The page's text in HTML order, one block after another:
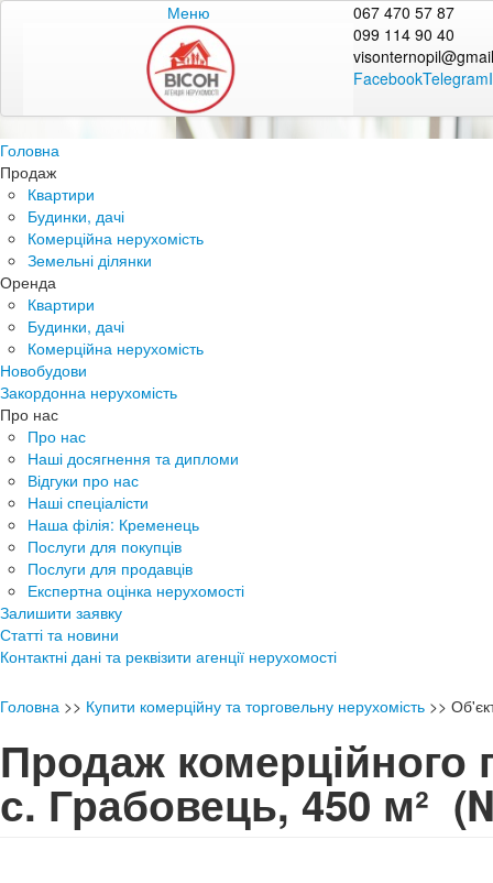
Меню
067 470 57 87
099 114 90 40
FacebookTelegram
Головна
Продаж
Квартири
Будинки, дачі
Комерційна нерухомість
Земельні ділянки
Оренда
Квартири
Будинки, дачі
Комерційна нерухомість
Новобудови
Закордонна нерухомість
Про нас
Про нас
Наші досягнення та дипломи
Відгуки про нас
Наші спеціалісти
Наша філія: Кременець
Послуги для покупців
Послуги для продавців
Експертна оцінка нерухомості
Залишити заявку
Статті та новини
Контактні дані та реквізити агенції нерухомості
Головна >> Купити комерційну та торговельну нерухомість >>
Продаж комерційного
с. Грабовець, 450 м²